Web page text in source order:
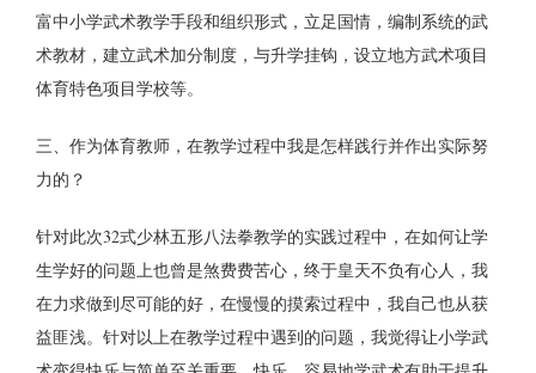
富中小学武术教学手段和组织形式，立足国情，编制系统的武
术教材，建立武术加分制度，与升学挂钩，设立地方武术项目
体育特色项目学校等。
三、作为体育教师，在教学过程中我是怎样践行并作出实际努
力的？
针对此次32式少林五形八法拳教学的实践过程中，在如何让学
生学好的问题上也曾是煞费费苦心，终于皇天不负有心人，我
在力求做到尽可能的好，在慢慢的摸索过程中，我自己也从获
益匪浅。针对以上在教学过程中遇到的问题，我觉得让小学武